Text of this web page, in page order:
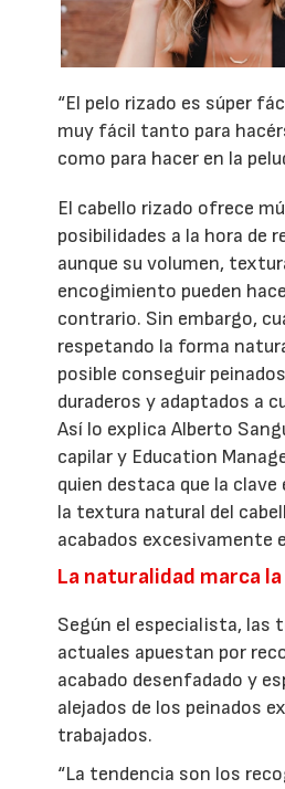
“El pelo rizado es súper
muy fácil tanto para
como para hacer en la
El cabello rizado ofrece
posibilidades a la hora de
aunque su volumen,
encogimiento pueden
contrario. Sin embargo,
respetando la forma
posible conseguir
duraderos y adaptados a
Así lo explica Alberto
capilar y Education
quien destaca que la
la textura natural del
acabados excesivamente
La naturalidad marca
Según el especialista, las
actuales apuestan por
acabado desenfadado y
alejados de los peinados
trabajados.
“La tendencia son los